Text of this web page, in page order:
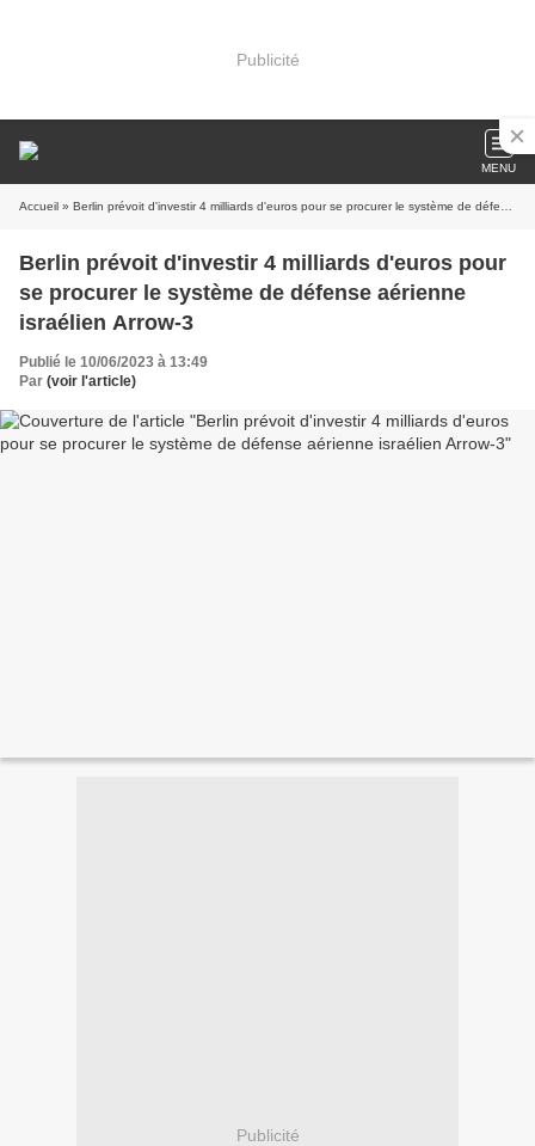
Publicité
MENU
Accueil » Berlin prévoit d'investir 4 milliards d'euros pour se procurer le système de défense aérienne israélien Arrow-3
Berlin prévoit d'investir 4 milliards d'euros pour
se procurer le système de défense aérienne
israélien Arrow-3
Publié le 10/06/2023 à 13:49
Par (voir l'article)
Publicité